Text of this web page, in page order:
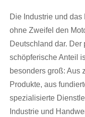
Die Industrie und
ohne Zweifel den
Deutschland dar.
schöpferische Anteil
besonders groß: Aus
Produkte, aus
spezialisierte
Industrie und